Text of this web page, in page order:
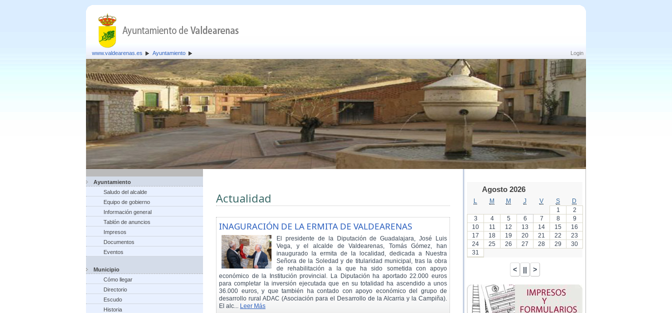
Login
www.valdearenas.es Ayuntamiento
Ayuntamiento
Saludo del alcalde
Equipo de gobierno
Información general
Tablón de anuncios
Impresos
Documentos
Eventos
Municipio
Cómo llegar
Directorio
Escudo
Historia
Actualidad
INAGURACIÓN DE LA ERMITA DE VALDEARENAS
El presidente de la Diputación de Guadalajara, José Luis
Vega, y el alcalde de Valdearenas, Tomás Gómez, han
inaugurado la ermita de la localidad, dedicada a Nuestra
Señora de la Soledad y de titularidad municipal, tras la obra
de rehabilitación a la que ha sido sometida con apoyo
económico de la Institución provincial. La Diputación ha aportado 22.000 euros
para completar la inversión ejecutada que en su totalidad ha ascendido a unos
36.000 euros, y que también ha contado con apoyo económico del grupo de
desarrollo rural ADAC (Asociación para el Desarrollo de la Alcarria y la Campiña).
El alc... Leer Más
Agosto 2026
M M J V S
D
1
2
3
4 5 6 7 8
9
10
11 12 13 14 15
16
17
18 19 20 21 22
23
24
25 26 27 28 29
30
31